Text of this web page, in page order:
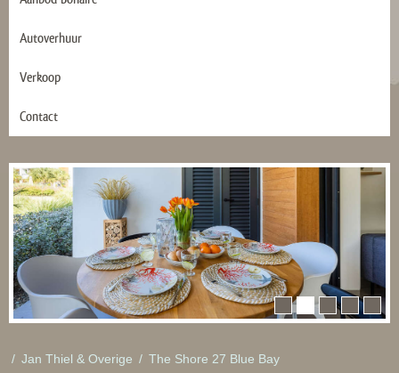
Autoverhuur
Verkoop
Contact
/ Jan Thiel & Overige / The Shore 27 Blue Bay